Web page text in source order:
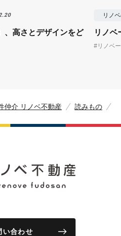
、高さとデザインをど
リノ
リノベ
#リノベ
仲介 リノベ不動産 読みもの
い合わせ